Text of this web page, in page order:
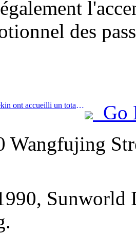
des
Prev:Les hôtels de Pékin ont accueilli un total de 9,97 millions de touristes en juillet
Go
Wangfujing